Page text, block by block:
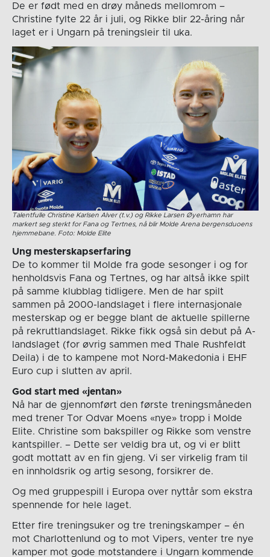
De er født med en drøy måneds mellomrom –
Christine fylte 22 år i juli, og Rikke blir 22-åring når
laget er i Ungarn på treningsleir til uka.
Talentfulle Christine Karlsen Alver (t.v.) og Rikke Larsen Øyerhamn har
markert seg sterkt for Fana og Tertnes, nå blir Molde Arena bergensduoens
hjemmebane. Foto: Molde Elite
Ung mesterskapserfaring
De to kommer til Molde fra gode sesonger i og for
henholdsvis Fana og Tertnes, og har altså ikke spilt
på samme klubblag tidligere. Men de har spilt
sammen på 2000-landslaget i flere internasjonale
mesterskap og er begge blant de aktuelle spillerne
på rekruttlandslaget. Rikke fikk også sin debut på A-
landslaget (for øvrig sammen med Thale Rushfeldt
Deila) i de to kampene mot Nord-Makedonia i EHF
Euro cup i slutten av april.
God start med «jentan»
Nå har de gjennomført den første treningsmåneden
med trener Tor Odvar Moens «nye» tropp i Molde
Elite. Christine som bakspiller og Rikke som venstre
kantspiller. – Dette ser veldig bra ut, og vi er blitt
godt mottatt av en fin gjeng. Vi ser virkelig fram til
en innholdsrik og artig sesong, forsikrer de.
Og med gruppespill i Europa over nyttår som ekstra
spennende for hele laget.
Etter fire treningsuker og tre treningskamper – én
mot Charlottenlund og to mot Vipers, venter tre nye
kamper mot gode motstandere i Ungarn kommende